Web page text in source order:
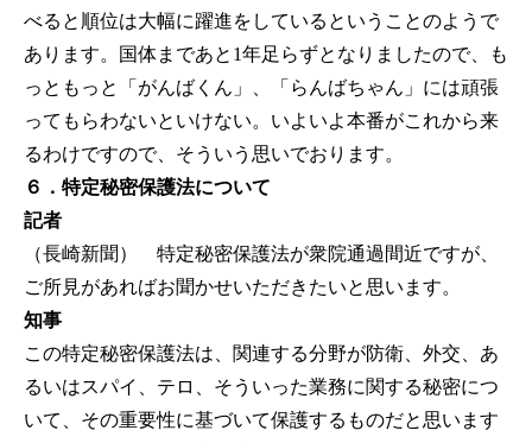
べると順位は大幅に躍進をしているということのようで
あります。国体まであと1年足らずとなりましたので、も
っともっと「がんばくん」、「らんばちゃん」には頑張
ってもらわないといけない。いよいよ本番がこれから来
るわけですので、そういう思いでおります。
６．特定秘密保護法について
記者
（長崎新聞） 特定秘密保護法が衆院通過間近ですが、
ご所見があればお聞かせいただきたいと思います。
知事
この特定秘密保護法は、関連する分野が防衛、外交、あ
るいはスパイ、テロ、そういった業務に関する秘密につ
いて、その重要性に基づいて保護するものだと思います